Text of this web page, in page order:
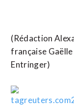
(Rédaction
française
Entringer)